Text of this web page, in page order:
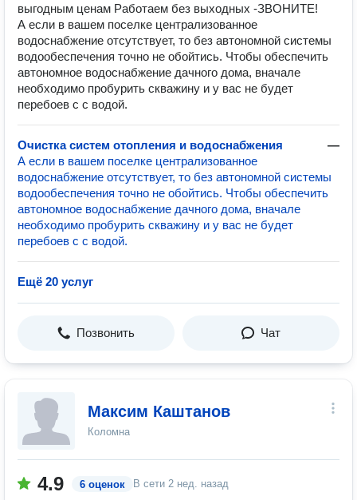
выгодным ценам Работаем без выходных -ЗВОНИТЕ!
А если в вашем поселке централизованное
водоснабжение отсутствует, то без автономной системы
водообеспечения точно не обойтись. Чтобы обеспечить
автономное водоснабжение дачного дома, вначале
необходимо пробурить скважину и у вас не будет
перебоев с с водой.
Очистка систем отопления и водоснабжения
—
А если в вашем поселке централизованное
водоснабжение отсутствует, то без автономной системы
водообеспечения точно не обойтись. Чтобы обеспечить
автономное водоснабжение дачного дома, вначале
необходимо пробурить скважину и у вас не будет
перебоев с с водой.
Ещё 20 услуг
Позвонить Чат
Максим Каштанов
Коломна
4.9 6 оценок В сети 2 нед. назад